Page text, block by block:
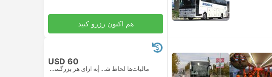
هم اکنون رزرو کنید
USD 60
مالیات‌ها لحاظ شده | به ازای هر بزرگسال